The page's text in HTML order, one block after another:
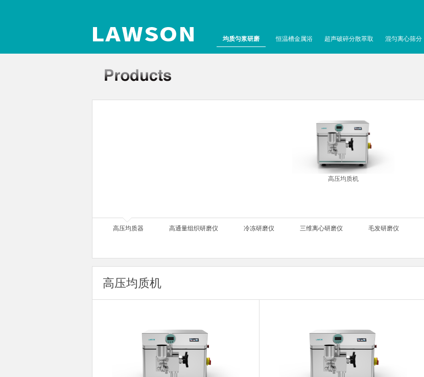
均质匀浆研磨 恒温槽金属浴 超声破碎分散萃取 混匀离心筛分
高压均质机
高压均质器 高通量组织研磨仪 冷冻研磨仪 三维离心研磨仪 毛发研磨仪
高压均质机